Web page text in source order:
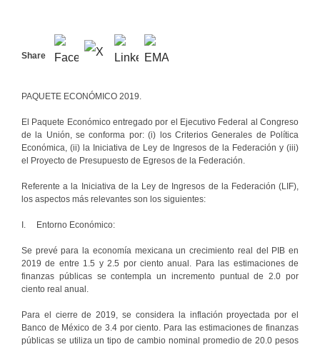
Share
PAQUETE ECONÓMICO 2019.
El Paquete Económico entregado por el Ejecutivo Federal al Congreso
de la Unión, se conforma por: (i) los Criterios Generales de Política
Económica, (ii) la Iniciativa de Ley de Ingresos de la Federación y (iii)
el Proyecto de Presupuesto de Egresos de la Federación.
Referente a la Iniciativa de la Ley de Ingresos de la Federación (LIF),
los aspectos más relevantes son los siguientes:
I. Entorno Económico:
Se prevé para la economía mexicana un crecimiento real del PIB en
2019 de entre 1.5 y 2.5 por ciento anual. Para las estimaciones de
finanzas públicas se contempla un incremento puntual de 2.0 por
ciento real anual.
Para el cierre de 2019, se considera la inflación proyectada por el
Banco de México de 3.4 por ciento. Para las estimaciones de finanzas
públicas se utiliza un tipo de cambio nominal promedio de 20.0 pesos